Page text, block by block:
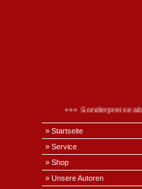
+++ Sonderpreise ab
» Startseite
» Service
» Shop
» Unsere Autoren